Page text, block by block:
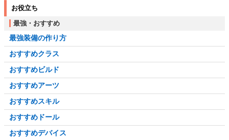
お役立ち
最強・おすすめ
最強装備の作り方
おすすめクラス
おすすめビルド
おすすめアーツ
おすすめスキル
おすすめドール
おすすめデバイス